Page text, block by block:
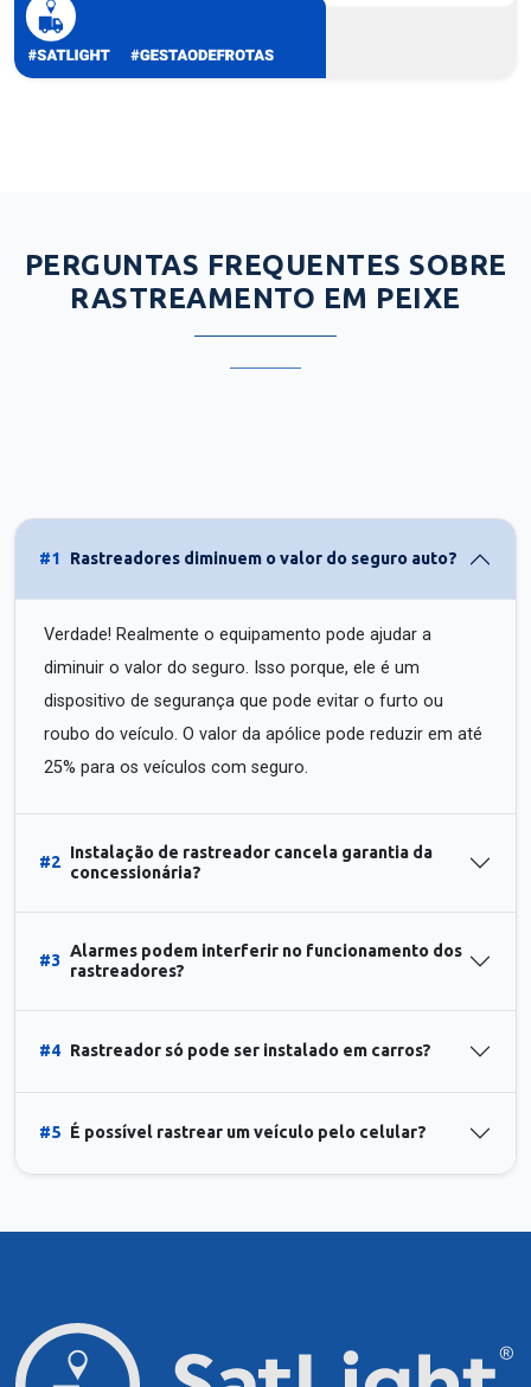
PERGUNTAS FREQUENTES SOBRE
RASTREAMENTO EM PEIXE
#1 Rastreadores diminuem o valor do seguro auto?
Verdade! Realmente o equipamento pode ajudar a
diminuir o valor do seguro. Isso porque, ele é um
dispositivo de segurança que pode evitar o furto ou
roubo do veículo. O valor da apólice pode reduzir em até
25% para os veículos com seguro.
#2
Instalação de rastreador cancela garantia da
concessionária?
#3
Alarmes podem interferir no funcionamento dos
rastreadores?
#4 Rastreador só pode ser instalado em carros?
#5 É possível rastrear um veículo pelo celular?